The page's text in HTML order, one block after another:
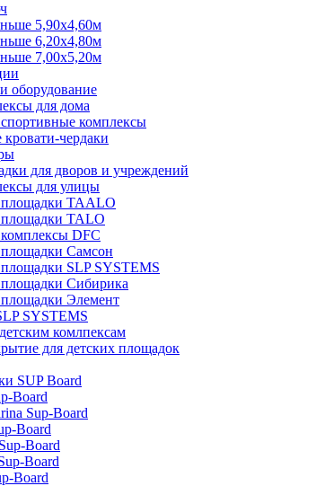
5,90х4,60м
6,20х4,80м
7,00х5,20м
оборудование
для дома
комплексы
чердаки
для дворов и учреждений
для улицы
площадки TAALO
площадки TALO
DFC
площадки Самсон
SLP SYSTEMS
площадки Сибирика
площадки Элемент
SYSTEMS
комлпексам
для детских площадок
SUP Board
Board
Sup-Board
Board
Board
Board
Board